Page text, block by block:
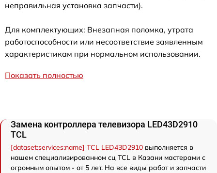
неправильная установка запчасти).
Для комплектующих: Внезапная поломка, утрата
работоспособности или несоответствие заявленным
характеристикам при нормальном использовании.
Показать полностью
Замена контроллера телевизора LED43D2910
TCL
[dataset:services:name] TCL LED43D2910 выполняется в
нашем специализированном сц TCL в Казани мастерами с
огромным опытом - от 5 лет. На все виды работ и запчасти